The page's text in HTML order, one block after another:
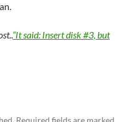
“It said: Insert disk #3, but